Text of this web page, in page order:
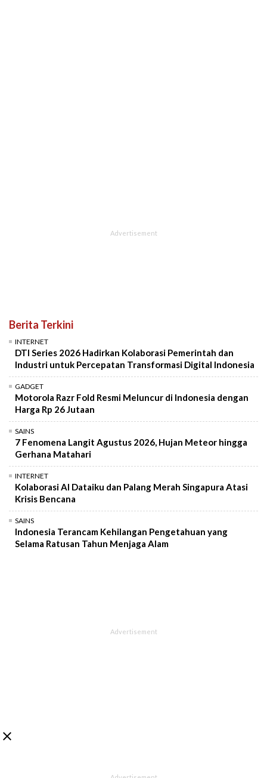
Berita Terkini
INTERNET
DTI Series 2026 Hadirkan Kolaborasi Pemerintah dan
Industri untuk Percepatan Transformasi Digital Indonesia
GADGET
Motorola Razr Fold Resmi Meluncur di Indonesia dengan
Harga Rp 26 Jutaan
SAINS
7 Fenomena Langit Agustus 2026, Hujan Meteor hingga
Gerhana Matahari
INTERNET
Kolaborasi AI Dataiku dan Palang Merah Singapura Atasi
Krisis Bencana
SAINS
Indonesia Terancam Kehilangan Pengetahuan yang
Selama Ratusan Tahun Menjaga Alam
